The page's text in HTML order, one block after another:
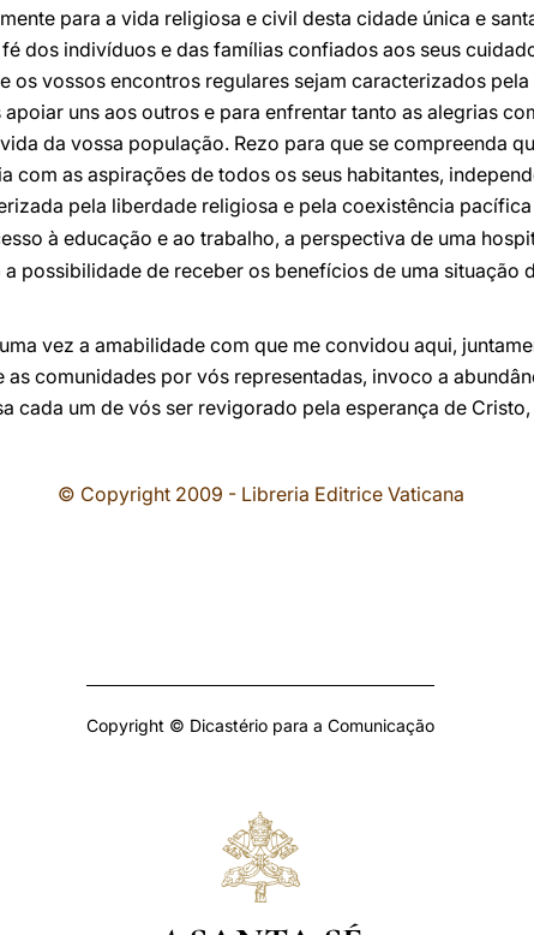
para a vida religiosa e civil desta cidade única e
dos indivíduos e das famílias confiados aos seus
os vossos encontros regulares sejam caracterizados
uns aos outros e para enfrentar tanto as alegrias
da vossa população. Rezo para que se compreenda
com as aspirações de todos os seus habitantes,
pela liberdade religiosa e pela coexistência pacífica
à educação e ao trabalho, a perspectiva de uma
possibilidade de receber os benefícios de uma situação
vez a amabilidade com que me convidou aqui,
as comunidades por vós representadas, invoco a
cada um de vós ser revigorado pela esperança de
© Copyright 2009 - Libreria Editrice Vaticana
Copyright © Dicastério para a Comunicação